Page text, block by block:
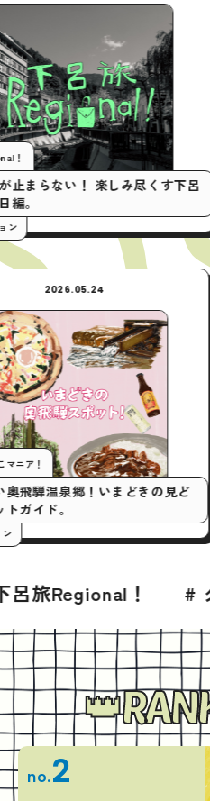
楽しみ尽くす下呂
暮ら
現
#プロ
2026.05.24
今月の行くとこマニア！
いまアツい奥飛騨温泉郷！いまど
ころスポットガイド。
#プロモーション
# グルマニア！
no.2